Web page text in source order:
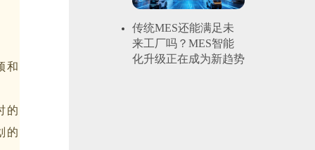
和
的
的
传统MES还能满足未
来工厂吗？MES智能
化升级正在成为新趋势